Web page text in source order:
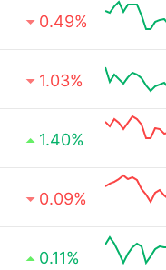
0.49%
1.03%
1.40%
0.09%
0.11%